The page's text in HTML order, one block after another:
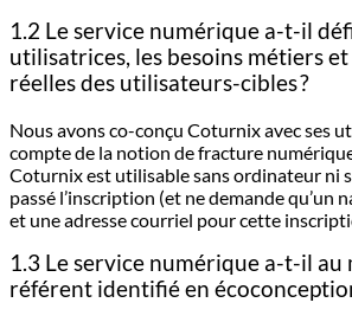
1.2 Le service numérique a-t-il
utilisatrices, les besoins métiers
réelles des utilisateurs-cibles ?
Nous avons co-conçu Coturnix avec ses
compte de la notion de fracture
Coturnix est utilisable sans ordinateur ni
passé l’inscription (et ne demande qu’un
et une adresse courriel pour cette
1.3 Le service numérique a-t-il au
référent identifié en